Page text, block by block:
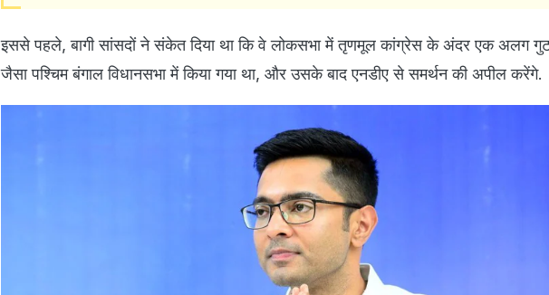
इससे पहले, बागी सांसदों ने संकेत दिया था कि वे लोकसभा में तृणमूल कांग्रेस के अंदर एक अलग गुट
जैसा पश्चिम बंगाल विधानसभा में किया गया था, और उसके बाद एनडीए से समर्थन की अपील करेंगे.